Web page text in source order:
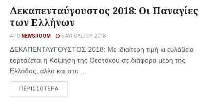
Δεκαπενταύγουστος 2018: Οι Παναγίες
των Ελλήνων
ΑΠΌ NEWSROOM 5 ΑΥΓΟΎΣΤΟΥ, 2018
ΔΕΚΑΠΕΝΤΑΥΓΟΥΣΤΟΣ 2018: Με ιδιαίτερη τιμή κι ευλάβεια
εορτάζεται η Κοίμηση της Θεοτόκου σε διάφορα μέρη της
Ελλάδας, αλλά και στο ...
ΠΕΡΙΣΣΟΤΕΡΑ